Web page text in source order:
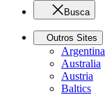
Busca
Outros Sites
Argentina
Australia
Austria
Baltics